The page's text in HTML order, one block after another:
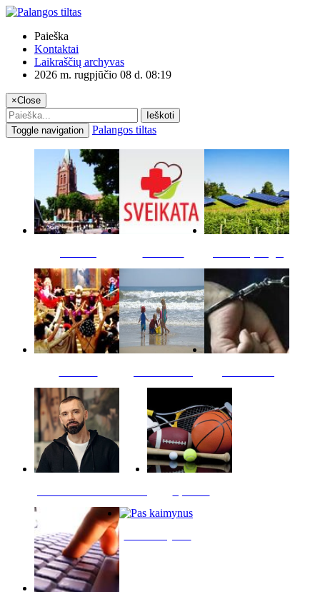
Paieška
Kontaktai
Laikraščių archyvas
2026 m. rugpjūčio 08 d. 08:19
×Close
Ieškoti
Toggle navigation
Palangos tiltas